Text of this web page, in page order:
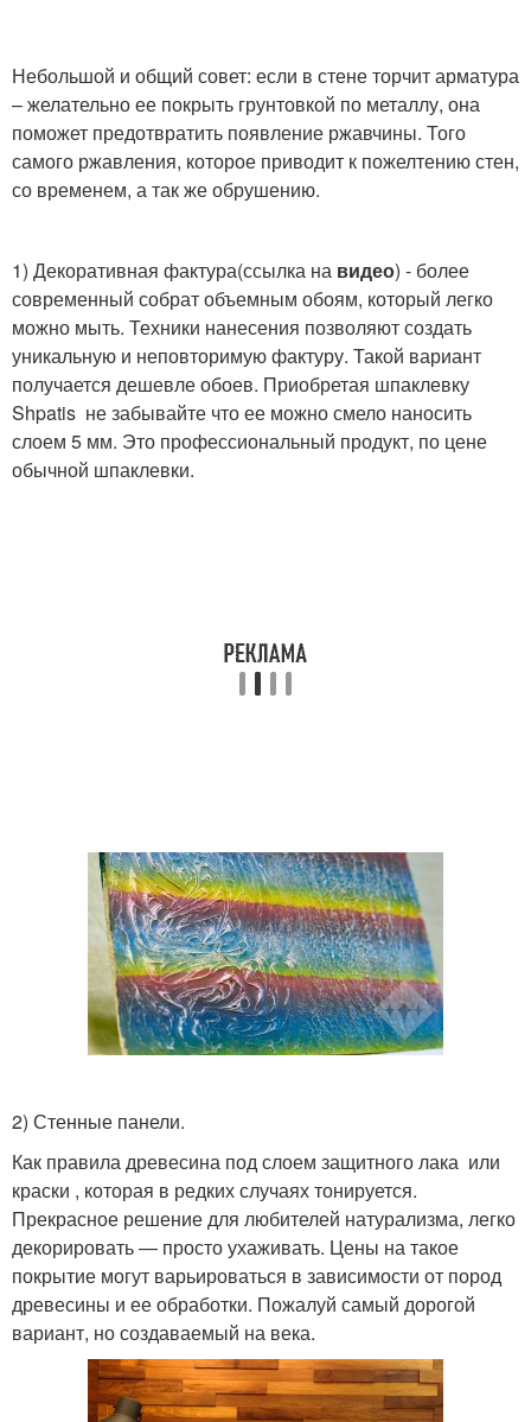
Небольшой и общий совет: если в стене торчит арматура
– желательно ее покрыть грунтовкой по металлу, она
поможет предотвратить появление ржавчины. Того
самого ржавления, которое приводит к пожелтению стен,
со временем, а так же обрушению.
1) Декоративная фактура(ссылка на видео) - более
современный собрат объемным обоям, который легко
можно мыть. Техники нанесения позволяют создать
уникальную и неповторимую фактуру. Такой вариант
получается дешевле обоев. Приобретая шпаклевку
Shpatis не забывайте что ее можно смело наносить
слоем 5 мм. Это профессиональный продукт, по цене
обычной шпаклевки.
2) Стенные панели.
Как правила древесина под слоем защитного лака или
краски , которая в редких случаях тонируется.
Прекрасное решение для любителей натурализма, легко
декорировать — просто ухаживать. Цены на такое
покрытие могут варьироваться в зависимости от пород
древесины и ее обработки. Пожалуй самый дорогой
вариант, но создаваемый на века.